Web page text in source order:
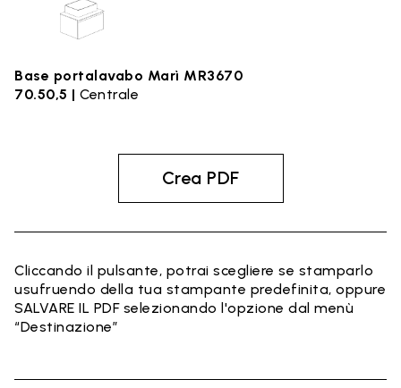
Base portalavabo Marì MR3670
70.50,5 | Centrale
Crea PDF
Cliccando il pulsante, potrai scegliere se stamparlo
usufruendo della tua stampante predefinita, oppure
SALVARE IL PDF selezionando l'opzione dal menù
“Destinazione”